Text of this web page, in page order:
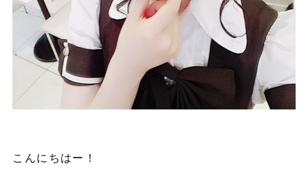
こんにちはー！